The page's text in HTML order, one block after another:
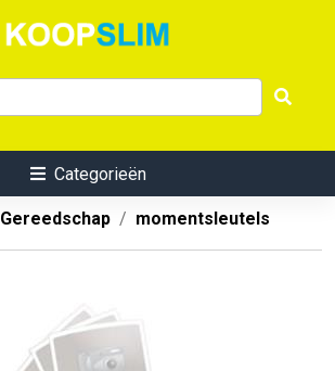
Categorieën
Gereedschap momentsleutels